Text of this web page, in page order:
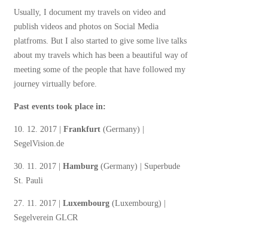
Usually, I document my travels on video and
publish videos and photos on Social Media
platfroms. But I also started to give some live talks
about my travels which has been a beautiful way of
meeting some of the people that have followed my
journey virtually before.
Past events took place in:
10. 12. 2017 | Frankfurt (Germany) |
SegelVision.de
30. 11. 2017 | Hamburg (Germany) | Superbude
St. Pauli
27. 11. 2017 | Luxembourg (Luxembourg) |
Segelverein GLCR